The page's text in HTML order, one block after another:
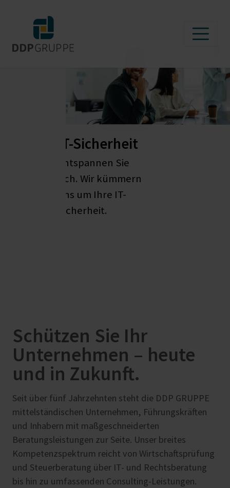
IT-Sicherheit
Entspannen Sie
sich. Wir kümmern
uns um Ihre IT-
Sicherheit.
Schützen Sie Ihr
Unternehmen – heute
und in Zukunft.
Seit über fünf Jahrzehnten steht die DDP GRUPPE
mittelständischen Unternehmen, Führungskräften
und Inhabern mit maßgeschneiderten
Beratungsleistungen zur Seite. Unser breites
Kompetenzspektrum reicht von Wirtschaftsprüfung
und Steuerberatung über IT- und Rechtsberatung
bis hin zu umfassenden Consulting-Leistungen.